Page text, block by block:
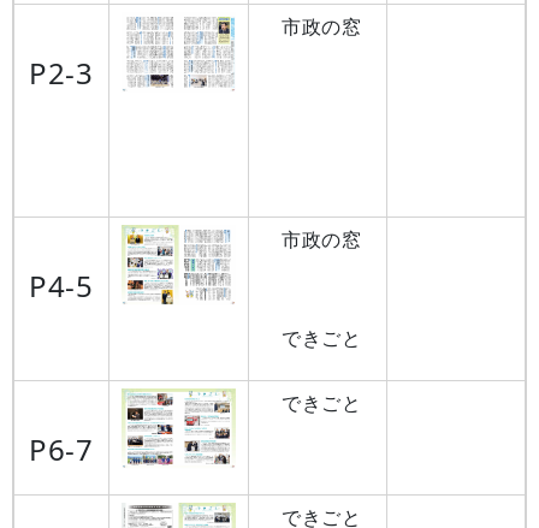
P2-3
市政の窓
P4-5
市政の窓
できごと
P6-7
できごと
できごと